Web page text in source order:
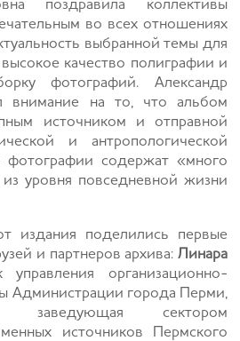
поздравила коллективы
во всех отношениях
выбранной темы для
качество полиграфии и
фотографий. Александр
внимание на то, что альбом
источником и отправной
и антропологической
фотографии содержат «много
уровня повседневной жизни
издания поделились первые
и партнеров архива: Линара
управления организационно-
Администрации города Перми,
заведующая сектором
источников Пермского